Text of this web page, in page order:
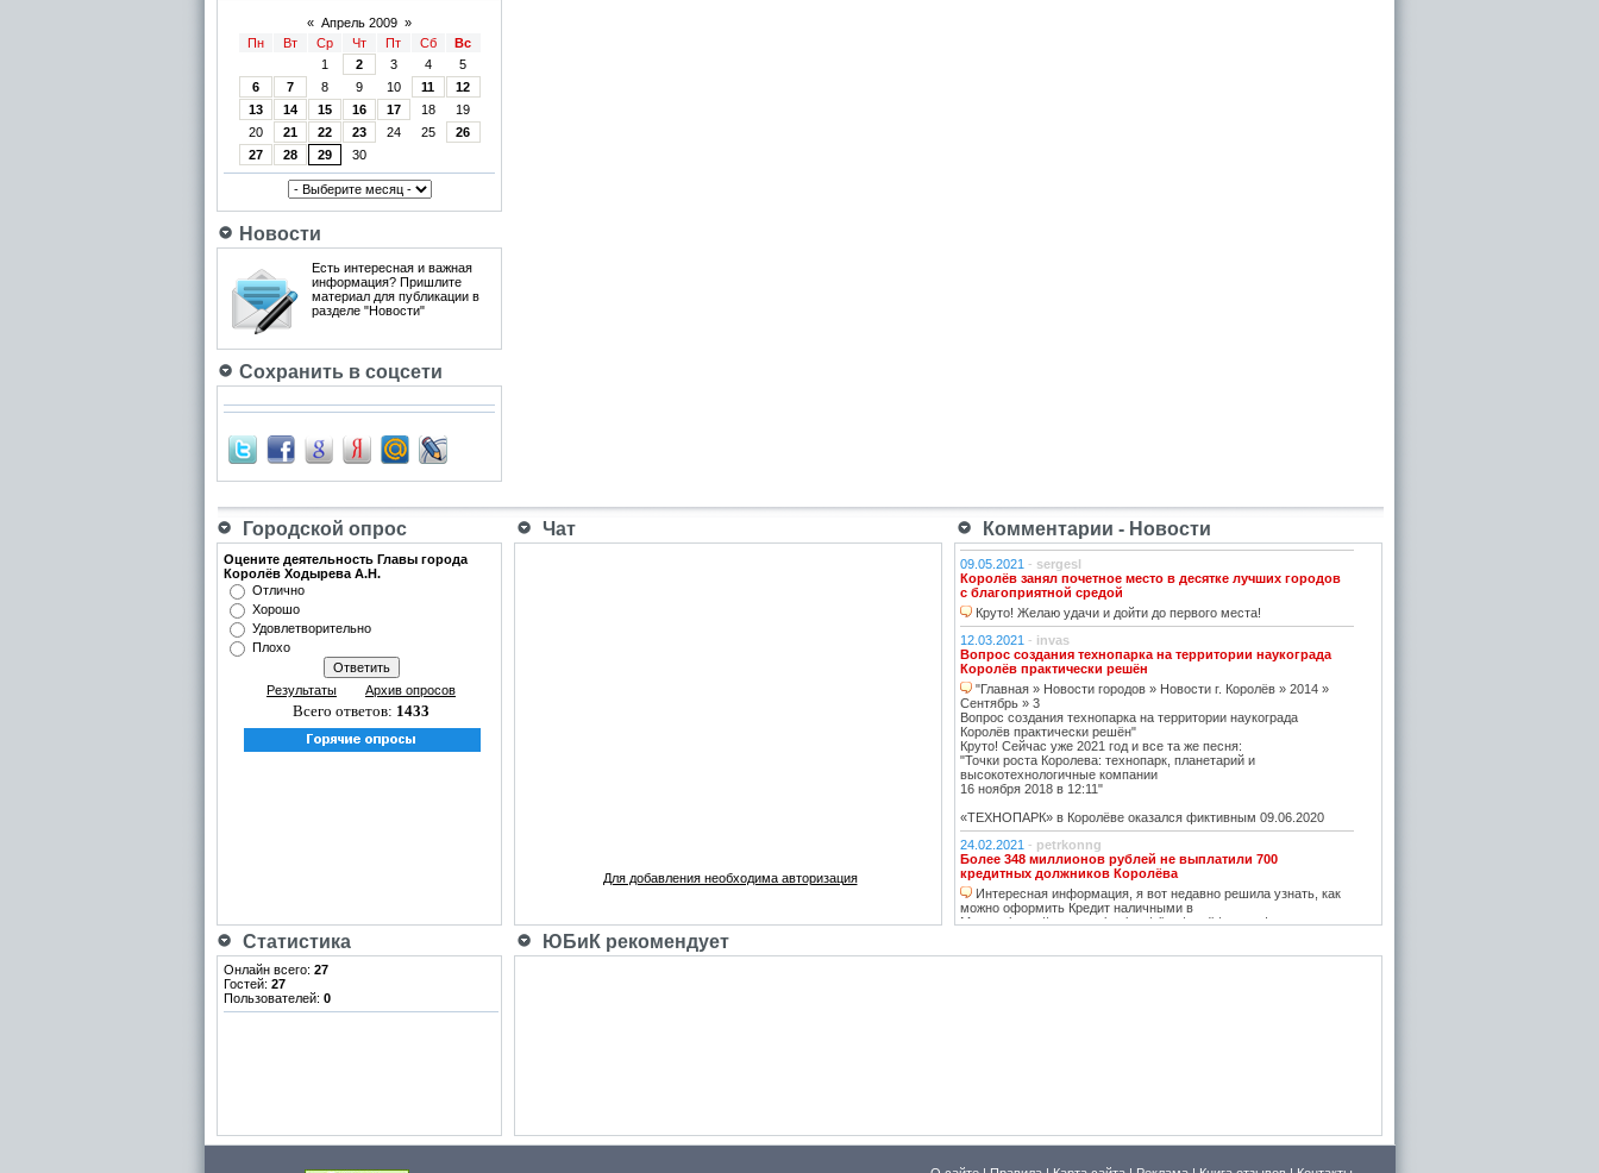
« Апрель 2009 »
Пн
Вт Ср Чт Пт Сб
Вс
1
2 3 4
5
6
7 8 9 10 11
12
13
14 15 16 17 18
19
20
21 22 23 24 25
26
27
28 29 30
Новости
Есть интересная и важная
информация? Пришлите
материал для публикации в
разделе "Новости"
Сохранить в соцсети
Городской опрос Чат Комментарии - Новости
Оцените деятельность Главы города
Королёв Ходырева А.Н.
Отлично
Хорошо
Удовлетворительно
Плохо
Результаты Архив опросов
Всего ответов: 1433
Для добавления необходима авторизация
09.05.2021 - sergesl
Королёв занял почетное место в десятке лучших городов
с благоприятной средой
Круто! Желаю удачи и дойти до первого места!
12.03.2021 - invas
Вопрос создания технопарка на территории наукограда
Королёв практически решён
"Главная » Новости городов » Новости г. Королёв » 2014 »
Сентябрь » 3
Вопрос создания технопарка на территории наукограда
Королёв практически решён"
Круто! Сейчас уже 2021 год и все та же песня:
"Точки роста Королева: технопарк, планетарий и
высокотехнологичные компании
16 ноября 2018 в 12:11"
«ТЕХНОПАРК» в Королёве оказался фиктивным 09.06.2020
24.02.2021 - petrkonng
Более 348 миллионов рублей не выплатили 700
кредитных должников Королёва
Интересная информация, я вот недавно решила узнать, как
можно оформить Кредит наличными в
Москве https://www.vostbank.ru/client/credit/ тут информацию в
Статистика ЮБиК рекомендует
Онлайн всего: 27
Гостей: 27
Пользователей: 0